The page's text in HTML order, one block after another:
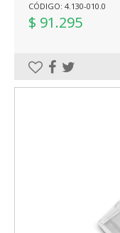
CÓDIGO: 4.130-010.0
$ 91.295